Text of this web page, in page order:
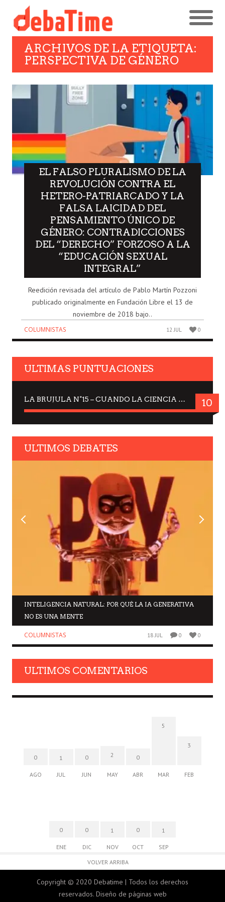
ARCHIVOS DE LA ETIQUETA:
PERSPECTIVA DE GÉNERO
EL FALSO PLURALISMO DE LA
REVOLUCIÓN CONTRA EL
HETERO-PATRIARCADO Y LA
FALSA LAICIDAD DEL
PENSAMIENTO ÚNICO DE
GÉNERO: CONTRADICCIONES
DEL “DERECHO” FORZOSO A LA
“EDUCACIÓN SEXUAL
INTEGRAL”
Reedición revisada del artículo de Pablo Martín Pozzoni
publicado originalmente en Fundación Libre el 13 de
noviembre de 2018 bajo..
COLUMNISTAS 12 JUL 0
ULTIMAS PUNTUACIONES
LA BRUJULA N°15 – CUANDO LA CIENCIA MIRA AL CIELO, DRA. ELISABETH KÜBLER-ROSS 10
ULTIMOS DEBATES
INTELIGENCIA NATURAL: POR QUÉ LA IA GENERATIVA
NO ES UNA MENTE
COLUMNISTAS 18 JUL 0 0
ULTIMOS COMENTARIOS
0
AGO
1
JUL
0
JUN
2
MAY
0
ABR
5
MAR
3
FEB
0
ENE
0
DIC
1
NOV
0
OCT
1
SEP
VOLVER ARRIBA
Copyright © 2020 Debatime | Todos los derechos
reservados. Diseño de páginas web